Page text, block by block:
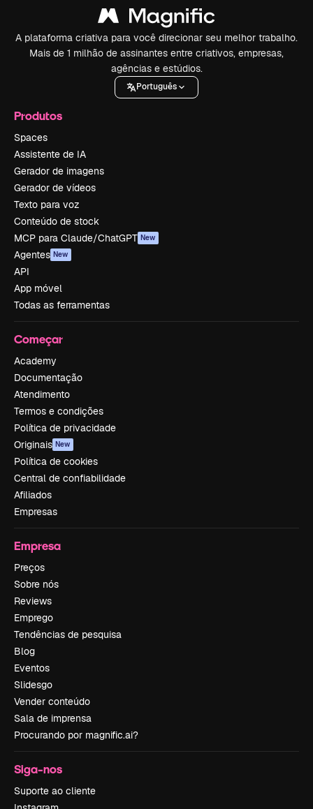
A plataforma criativa para você direcionar seu melhor trabalho.
Mais de 1 milhão de assinantes entre criativos, empresas,
agências e estúdios.
Português
Produtos
Spaces
Assistente de IA
Gerador de imagens
Gerador de vídeos
Texto para voz
Conteúdo de stock
MCP para Claude/ChatGPT New
Agentes New
API
App móvel
Todas as ferramentas
Começar
Academy
Documentação
Atendimento
Termos e condições
Política de privacidade
Originais New
Política de cookies
Central de confiabilidade
Afiliados
Empresas
Empresa
Preços
Sobre nós
Reviews
Emprego
Tendências de pesquisa
Blog
Eventos
Slidesgo
Vender conteúdo
Sala de imprensa
Procurando por magnific.ai?
Siga-nos
Suporte ao cliente